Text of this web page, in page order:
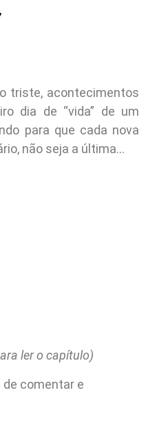
triste, acontecimentos
dia de “vida” de um
para que cada nova
não seja a última…
ler o capítulo)
comentar e